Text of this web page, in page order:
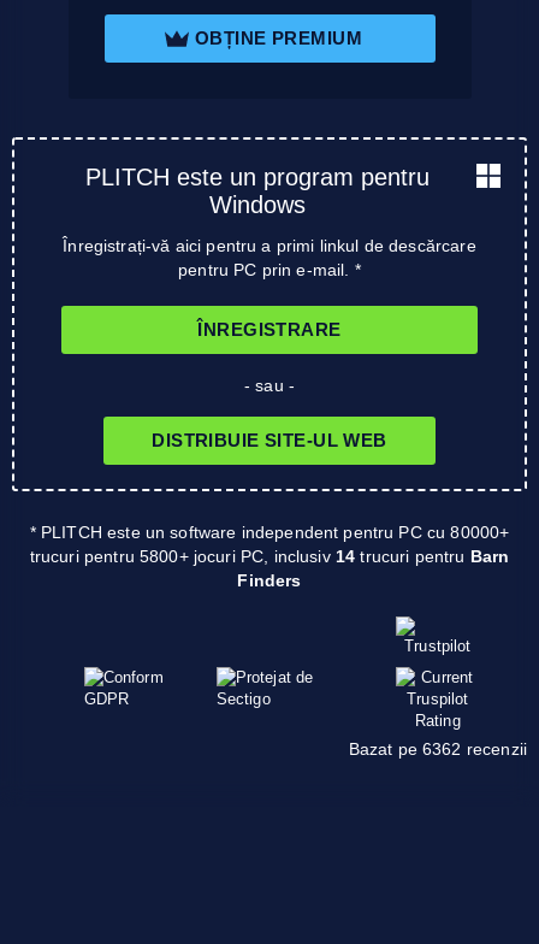
OBȚINE PREMIUM
PLITCH este un program pentru
Windows
Înregistrați-vă aici pentru a primi linkul de descărcare
pentru PC prin e-mail. *
ÎNREGISTRARE
- sau -
DISTRIBUIE SITE-UL WEB
* PLITCH este un software independent pentru PC cu 80000+
trucuri pentru 5800+ jocuri PC, inclusiv 14 trucuri pentru Barn
Finders
Bazat pe 6362 recenzii